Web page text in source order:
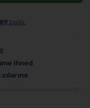
bodů.
ihned
zdarma